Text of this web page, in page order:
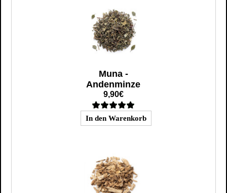
Muna -
Andenminze
9,90€